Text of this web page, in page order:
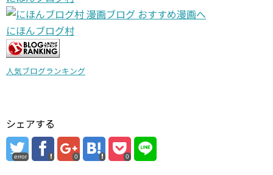
にほんブログ村
人気ブログランキング
シェアする
error 0 0